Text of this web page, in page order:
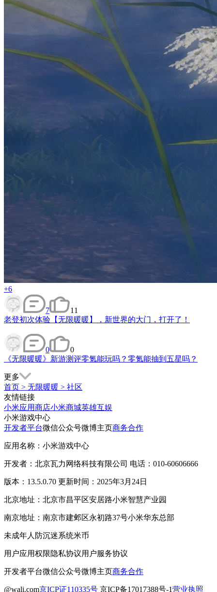
+6
7
11
老登初次体验【无限暖暖】，新世界的大门，打开了！
0
0
《无限暖暖》新游测评零氪能玩吗？零氪能抽到五星吗？
更多
首页 > 无限暖暖 > 社区
友情链接
小米应用商店小米商城英雄互娱
小米游戏中心
开发者平台微信公众号微博主页商务合作
应用名称：小米游戏中心
开发者：北京瓦力网络科技有限公司 电话：010-60606666
版本：13.5.0.70 更新时间：2025年3月24日
北京地址：北京市昌平区安居路小米智慧产业园
南京地址：南京市建邺区永初路37号小米华东总部
未成年人防沉迷系统米币
用户应用权限隐私协议用户服务协议
开发者平台微信公众号微博主页商务合作
@wali.com京ICP证110335号 京ICP备17017388号-1营业执照